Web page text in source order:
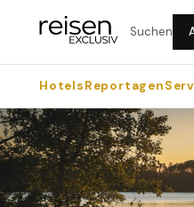
Suchen
HotelsReportagen